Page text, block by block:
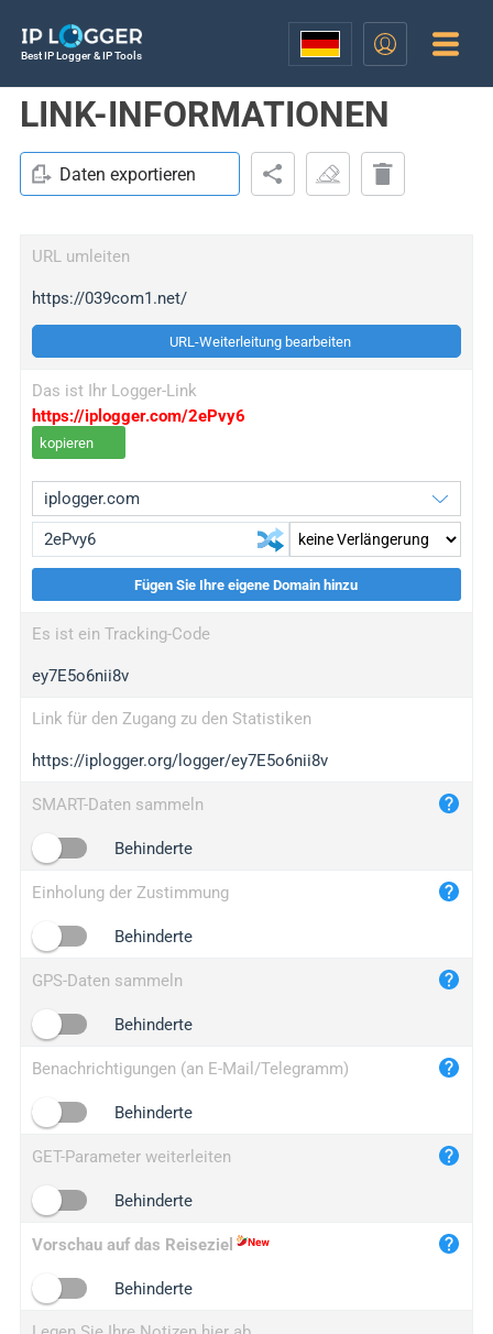
Best IP Logger & IP Tools
LINK-INFORMATIONEN
Daten exportieren
URL umleiten
https://039com1.net/
URL-Weiterleitung bearbeiten
Das ist Ihr Logger-Link
https://iplogger.com/2ePvy6
kopieren
wl.gl
ed.tc
bc.ax
iplogger.com
maper.info
2no.co
yip.su
iplogger.info
Fügen Sie Ihre eigene Domain hinzu
Es ist ein Tracking-Code
ey7E5o6nii8v
Link für den Zugang zu den Statistiken
https://iplogger.org/logger/ey7E5o6nii8v
SMART-Daten sammeln
Behinderte
Einholung der Zustimmung
Behinderte
GPS-Daten sammeln
Behinderte
Benachrichtigungen (an E-Mail/Telegramm)
Behinderte
GET-Parameter weiterleiten
Behinderte
Vorschau auf das Reiseziel
Behinderte